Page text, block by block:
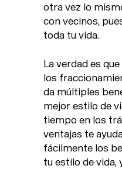
otra vez lo
con vecinos,
toda tu vida.
La verdad es
los
da múltiples
mejor estilo de
tiempo en los
ventajas te
fácilmente los
tu estilo de vida,